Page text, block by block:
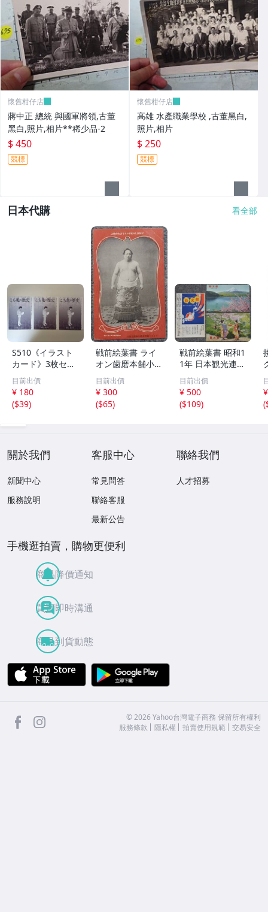
懷舊柑仔店
蔣中正 總統 與國軍將領,古董
黑白,照片,相片**稀少品-2
$ 450
競標
懷舊柑仔店
高雄 水產職業學校 ,古董黑白,
照片,相片
$ 250
競標
日本代購 看全部
S510《イラスト
カード》3枚セッ
ト【こち亀の歴
史】週刊少年ジャ
ンプ 37・38合併
号 ☆送料一律☆
目前出價
¥ 180
($39)
戦前絵葉書 ライ
オン歯磨本舗小林
商店発行 前週優
勝の横綱常陸山の
雄姿 未使用1枚
目前出價
¥ 300
($65)
戦前絵葉書 昭和1
1年 日本観光連盟
主催「観光祭」記
念絵葉書 未使用3
枚 / 3枚とも東京
市設案内所 観光
目前出價
¥ 500
($109)
(
關於我們
新聞中心
服務說明
客服中心
常見問答
聯絡客服
最新公告
聯絡我們
人才招募
手機逛拍賣，購物更便利
商品降價通知
買賣即時溝通
商品到貨動態
APP Store
facebook ©2026 Yahoo台灣電子商務 保留所有權利
服務條款
隱私權 拍賣使用規範 交易安全